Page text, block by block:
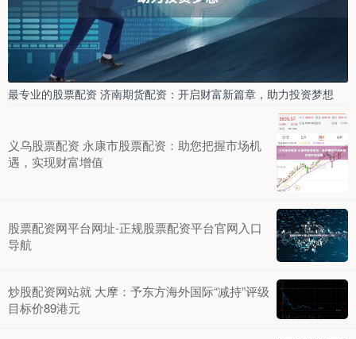
最专业的股票配资 济南期货配资：开启财富新篇章，助力投资梦想
义乌股票配资 永康市股票配资：助您把握市场机
遇，实现财富增值
股票配资网平台网址-正规股票配资平台官网入口
导航
炒股配资网站就 大摩：予东方海外国际“减持”评级
目标价89港元